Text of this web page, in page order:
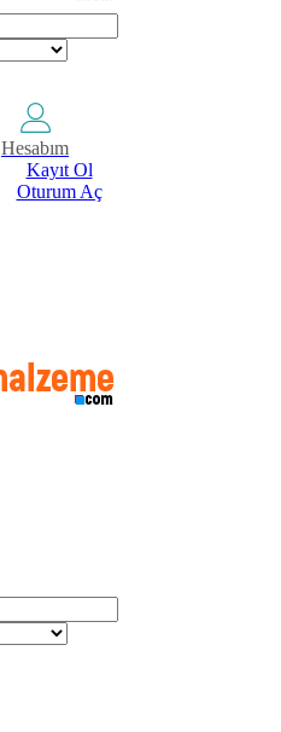
Hesabım
Kayıt Ol
Oturum Aç